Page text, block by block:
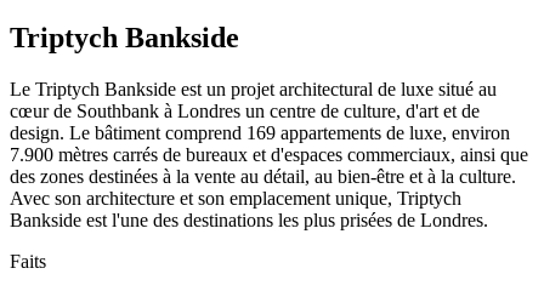
Triptych Bankside
Le Triptych Bankside est un projet architectural de luxe situé au
cœur de Southbank à Londres un centre de culture, d'art et de
design. Le bâtiment comprend 169 appartements de luxe, environ
7.900 mètres carrés de bureaux et d'espaces commerciaux, ainsi que
des zones destinées à la vente au détail, au bien-être et à la culture.
Avec son architecture et son emplacement unique, Triptych
Bankside est l'une des destinations les plus prisées de Londres.
Faits